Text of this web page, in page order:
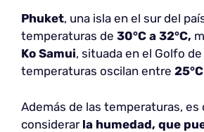
Phuket, una isla en el sur del
temperaturas de 30°C a 32°C,
Ko Samui, situada en el Golfo de
temperaturas oscilan entre
Además de las temperaturas, es
considerar la humedad, que